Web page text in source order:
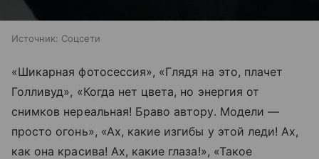
Источник: Соцсети
«Шикарная фотосессия», «Глядя на это, плачет
Голливуд», «Когда нет цвета, но энергия от
снимков нереальная! Браво автору. Модели —
просто огонь», «Ах, какие изгибы у этой леди! Ах,
как она красива! Ах, какие глаза!», «Такое